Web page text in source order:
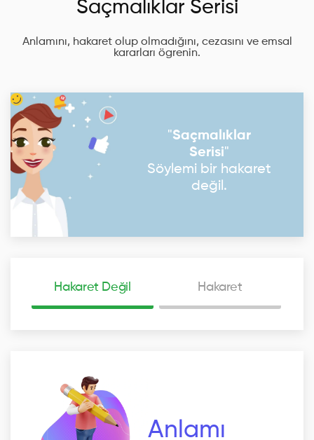
Saçmalıklar Serisi
Anlamını, hakaret olup olmadığını, cezasını ve emsal
kararları ögrenin.
"Saçmalıklar
Serisi"
Söylemi bir hakaret
değil.
Hakaret Değil Hakaret
Anlamı